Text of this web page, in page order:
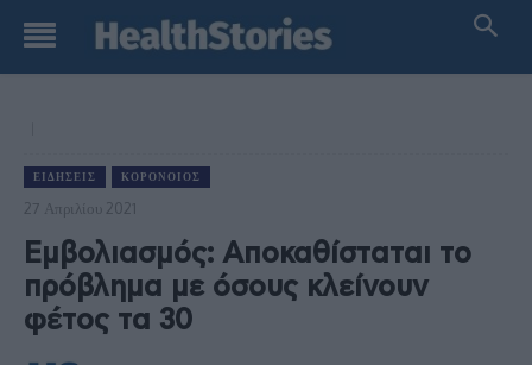
ΕΙΔΉΣΕΙΣ ΚΟΡΟΝΟΙΌΣ
27 Απριλίου 2021
Εμβολιασμός: Αποκαθίσταται το
πρόβλημα με όσους κλείνουν
φέτος τα 30